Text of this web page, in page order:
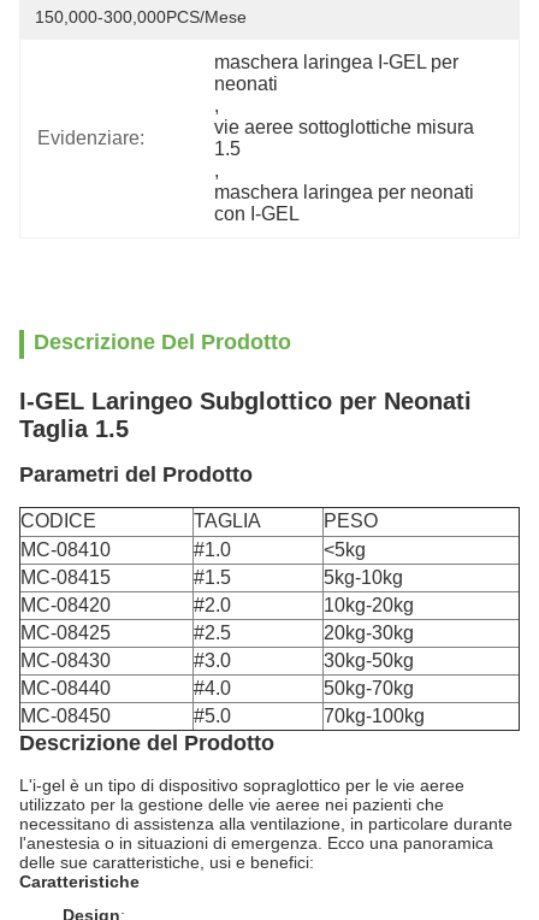
150,000-300,000PCS/Mese
Evidenziare:
maschera laringea I-GEL per
neonati
,
vie aeree sottoglottiche misura
1.5
,
maschera laringea per neonati
con I-GEL
Descrizione Del Prodotto
I-GEL Laringeo Subglottico per Neonati
Taglia 1.5
Parametri del Prodotto
CODICE TAGLIA
PESO
MC-08410
#1.0
<5kg
MC-08415
#1.5
5kg-10kg
MC-08420
#2.0
10kg-20kg
MC-08425
#2.5
20kg-30kg
MC-08430
#3.0
30kg-50kg
MC-08440
#4.0
50kg-70kg
MC-08450
#5.0 70kg-100kg
Descrizione del Prodotto
L'i-gel è un tipo di dispositivo sopraglottico per le vie aeree
utilizzato per la gestione delle vie aeree nei pazienti che
necessitano di assistenza alla ventilazione, in particolare durante
l'anestesia o in situazioni di emergenza. Ecco una panoramica
delle sue caratteristiche, usi e benefici:
Caratteristiche
Design: